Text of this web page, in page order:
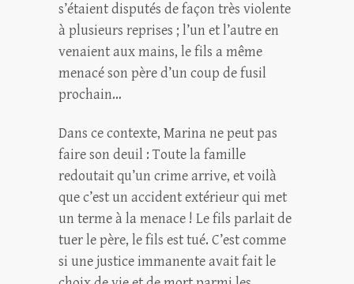
s’étaient disputés de façon très violente
à plusieurs reprises ; l’un et l’autre en
venaient aux mains, le fils a même
menacé son père d’un coup de fusil
prochain…
Dans ce contexte, Marina ne peut pas
faire son deuil : Toute la famille
redoutait qu’un crime arrive, et voilà
que c’est un accident extérieur qui met
un terme à la menace ! Le fils parlait de
tuer le père, le fils est tué. C’est comme
si une justice immanente avait fait le